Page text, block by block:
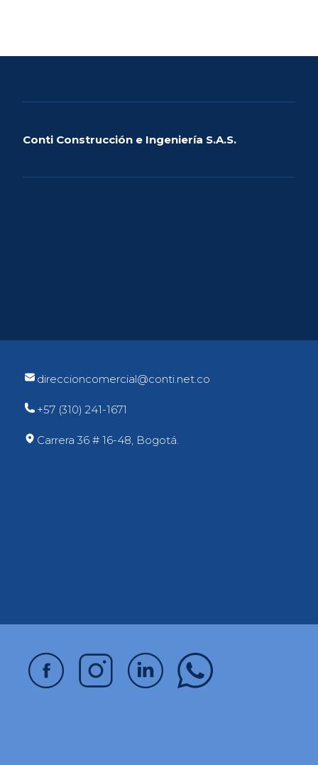
Conti Construcción e Ingeniería S.A.S.
direccioncomercial@conti.net.co
+57 (310) 241-1671
Carrera 36 # 16-48, Bogotá.